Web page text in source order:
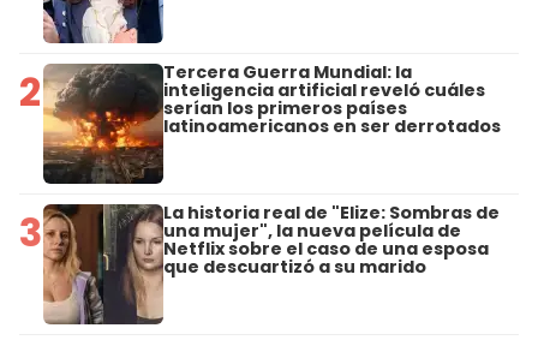
2 Tercera Guerra Mundial: la
inteligencia artificial reveló cuáles
serían los primeros países
latinoamericanos en ser derrotados
3 La historia real de "Elize: Sombras de
una mujer", la nueva película de
Netflix sobre el caso de una esposa
que descuartizó a su marido